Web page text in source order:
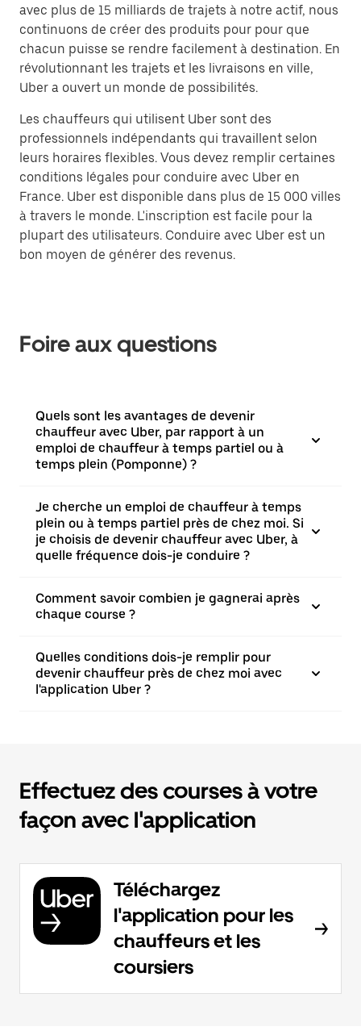
avec plus de 15 milliards de trajets à notre actif, nous
continuons de créer des produits pour pour que
chacun puisse se rendre facilement à destination. En
révolutionnant les trajets et les livraisons en ville,
Uber a ouvert un monde de possibilités.
Les chauffeurs qui utilisent Uber sont des
professionnels indépendants qui travaillent selon
leurs horaires flexibles. Vous devez remplir certaines
conditions légales pour conduire avec Uber en
France. Uber est disponible dans plus de 15 000 villes
à travers le monde. L'inscription est facile pour la
plupart des utilisateurs. Conduire avec Uber est un
bon moyen de générer des revenus.
Foire aux questions
Quels sont les avantages de devenir
chauffeur avec Uber, par rapport à un
emploi de chauffeur à temps partiel ou à
temps plein (Pomponne) ?
Je cherche un emploi de chauffeur à temps
plein ou à temps partiel près de chez moi. Si
je choisis de devenir chauffeur avec Uber, à
quelle fréquence dois-je conduire ?
Comment savoir combien je gagnerai après
chaque course ?
Quelles conditions dois-je remplir pour
devenir chauffeur près de chez moi avec
l'application Uber ?
Effectuez des courses à votre
façon avec l'application
Téléchargez
l'application pour les
chauffeurs et les
coursiers